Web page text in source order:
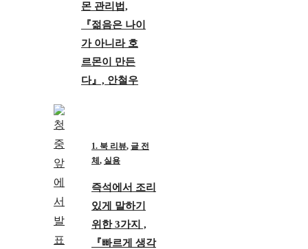
몬 관리법,
『젊음은 나이
가 아니라 호
르몬이 만든
다』, 안철우
1. 북 리뷰, 글 전
체, 실용
즉석에서 조리
있게 말하기
위한 3가지 ,
『빠르게 생각